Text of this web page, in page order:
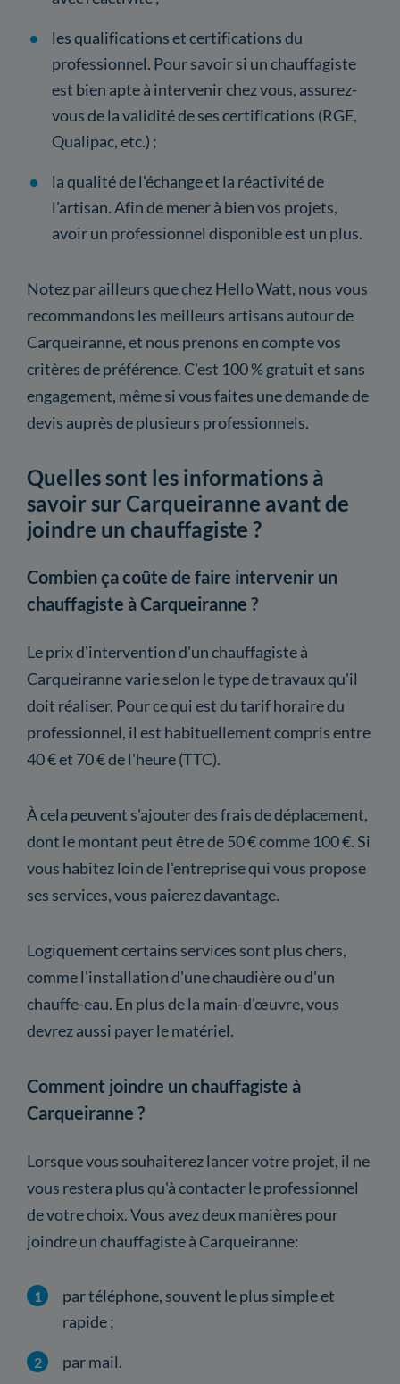
les qualifications et certifications du
professionnel. Pour savoir si un chauffagiste
est bien apte à intervenir chez vous, assurez-
vous de la validité de ses certifications (RGE,
Qualipac, etc.) ;
la qualité de l'échange et la réactivité de
l'artisan. Afin de mener à bien vos projets,
avoir un professionnel disponible est un plus.
Notez par ailleurs que chez Hello Watt, nous vous
recommandons les meilleurs artisans autour de
Carqueiranne, et nous prenons en compte vos
critères de préférence. C'est 100 % gratuit et sans
engagement, même si vous faites une demande de
devis auprès de plusieurs professionnels.
Quelles sont les informations à
savoir sur Carqueiranne avant de
joindre un chauffagiste ?
Combien ça coûte de faire intervenir un
chauffagiste à Carqueiranne ?
Le prix d'intervention d'un chauffagiste à
Carqueiranne varie selon le type de travaux qu'il
doit réaliser. Pour ce qui est du tarif horaire du
professionnel, il est habituellement compris entre
40 € et 70 € de l'heure (TTC).
À cela peuvent s'ajouter des frais de déplacement,
dont le montant peut être de 50 € comme 100 €. Si
vous habitez loin de l'entreprise qui vous propose
ses services, vous paierez davantage.
Logiquement certains services sont plus chers,
comme l'installation d'une chaudière ou d'un
chauffe-eau. En plus de la main-d'œuvre, vous
devrez aussi payer le matériel.
Comment joindre un chauffagiste à
Carqueiranne ?
Lorsque vous souhaiterez lancer votre projet, il ne
vous restera plus qu'à contacter le professionnel
de votre choix. Vous avez deux manières pour
joindre un chauffagiste à Carqueiranne:
par téléphone, souvent le plus simple et
rapide ;
par mail.